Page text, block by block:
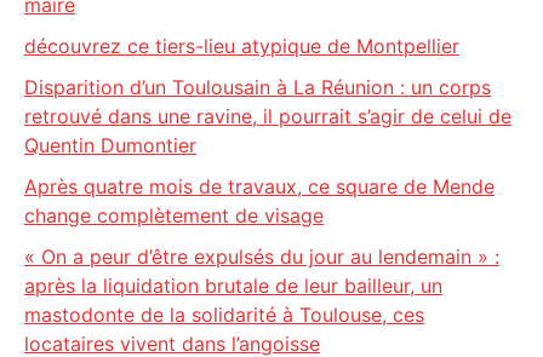
maire
découvrez ce tiers-lieu atypique de Montpellier
Disparition d’un Toulousain à La Réunion : un corps
retrouvé dans une ravine, il pourrait s’agir de celui de
Quentin Dumontier
Après quatre mois de travaux, ce square de Mende
change complètement de visage
« On a peur d’être expulsés du jour au lendemain » :
après la liquidation brutale de leur bailleur, un
mastodonte de la solidarité à Toulouse, ces
locataires vivent dans l’angoisse